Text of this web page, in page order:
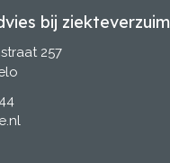
bij ziekteverzuim
257